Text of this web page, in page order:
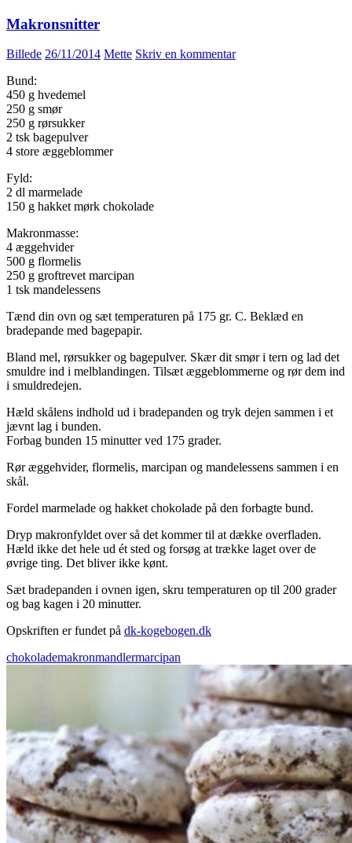
Makronsnitter
Billede 26/11/2014 Mette Skriv en kommentar
Bund:
450 g hvedemel
250 g smør
250 g rørsukker
2 tsk bagepulver
4 store æggeblommer
Fyld:
2 dl marmelade
150 g hakket mørk chokolade
Makronmasse:
4 æggehvider
500 g flormelis
250 g groftrevet marcipan
1 tsk mandelessens
Tænd din ovn og sæt temperaturen på 175 gr. C. Beklæd en
bradepande med bagepapir.
Bland mel, rørsukker og bagepulver. Skær dit smør i tern og lad det
smuldre ind i melblandingen. Tilsæt æggeblommerne og rør dem ind
i smuldredejen.
Hæld skålens indhold ud i bradepanden og tryk dejen sammen i et
jævnt lag i bunden.
Forbag bunden 15 minutter ved 175 grader.
Rør æggehvider, flormelis, marcipan og mandelessens sammen i en
skål.
Fordel marmelade og hakket chokolade på den forbagte bund.
Dryp makronfyldet over så det kommer til at dække overfladen.
Hæld ikke det hele ud ét sted og forsøg at trække laget over de
øvrige ting. Det bliver ikke kønt.
Sæt bradepanden i ovnen igen, skru temperaturen op til 200 grader
og bag kagen i 20 minutter.
Opskriften er fundet på dk-kogebogen.dk
chokolademakronmandlermarcipan